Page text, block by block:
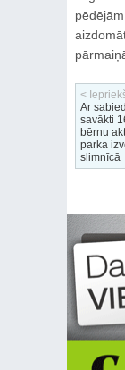
<
Ar
savākti
bērnu
parka
slimnīcā